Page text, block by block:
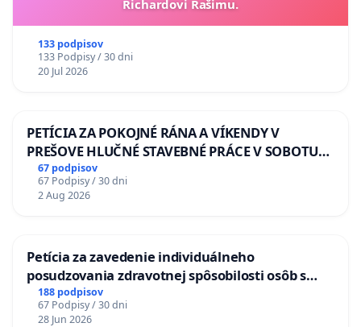
Richardovi Rašimu.
133 podpisov
133 Podpisy / 30 dni
20 Jul 2026
PETÍCIA ZA POKOJNÉ RÁNA A VÍKENDY V
PREŠOVE HLUČNÉ STAVEBNÉ PRÁCE V SOBOTU
LEN OD 9.00 DO 13.00 HOD., CEZ PRACOVNÝ
TÝŽDEŇ CIEĽ 8.00 – 18.00 HOD. A PRAVIDELNÁ
KONTROLA STAVBY C-AREA NA
67 podpisov
67 Podpisy / 30 dni
2 Aug 2026
Petícia za zavedenie individuálneho
posudzovania zdravotnej spôsobilosti osôb s
diabetom 1. a 2. typu pri prijímaní do
Policajného zboru SR
188 podpisov
67 Podpisy / 30 dni
28 Jun 2026